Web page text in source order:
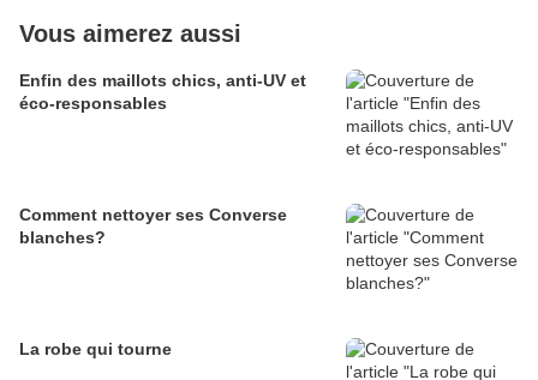
Vous aimerez aussi
Enfin des maillots chics, anti-UV et
éco-responsables
Comment nettoyer ses Converse
blanches?
La robe qui tourne